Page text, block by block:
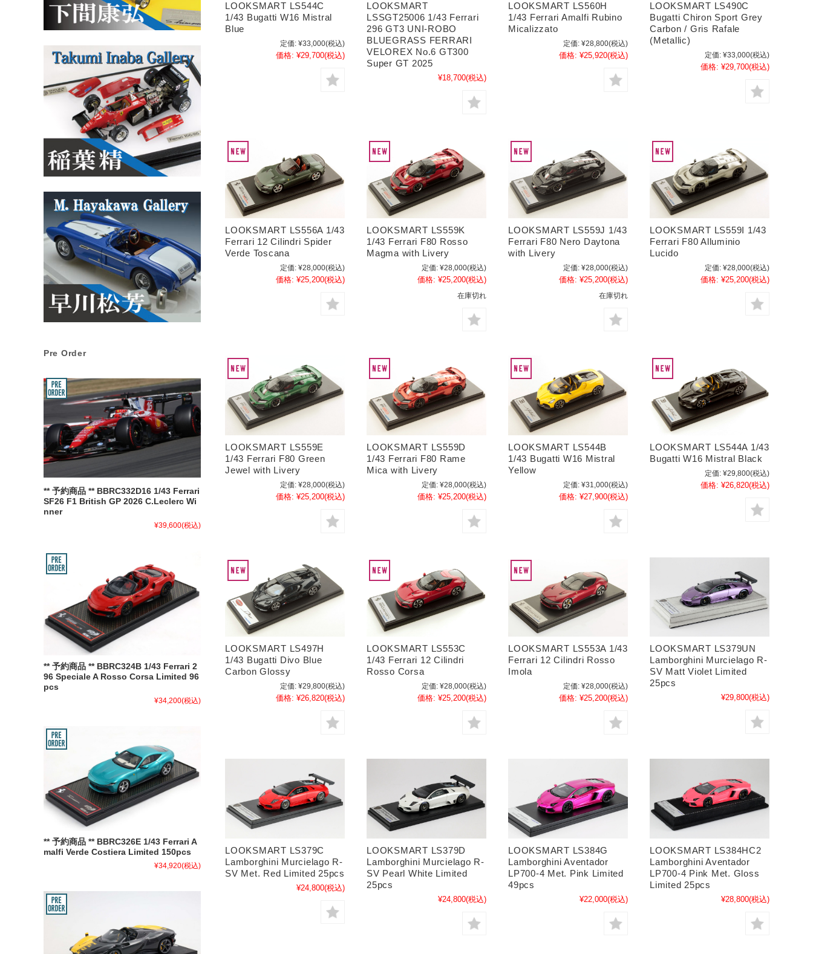
LOOKSMART LS544C
1/43 Bugatti W16 Mistral
Blue
定価: ¥33,000(税込)
価格: ¥29,700(税込)
LOOKSMART
LSSGT25006 1/43 Ferrari
296 GT3 UNI-ROBO
BLUEGRASS FERRARI
VELOREX No.6 GT300
Super GT 2025
¥18,700(税込)
LOOKSMART LS560H
1/43 Ferrari Amalfi Rubino
Micalizzato
定価: ¥28,800(税込)
価格: ¥25,920(税込)
LOOKSMART LS490C
Bugatti Chiron Sport Grey
Carbon / Gris Rafale
(Metallic)
定価: ¥33,000(税込)
価格: ¥29,700(税込)
LOOKSMART LS556A 1/43
Ferrari 12 Cilindri Spider
Verde Toscana
定価: ¥28,000(税込)
価格: ¥25,200(税込)
LOOKSMART LS559K
1/43 Ferrari F80 Rosso
Magma with Livery
定価: ¥28,000(税込)
価格: ¥25,200(税込)
在庫切れ
LOOKSMART LS559J 1/43
Ferrari F80 Nero Daytona
with Livery
定価: ¥28,000(税込)
価格: ¥25,200(税込)
在庫切れ
LOOKSMART LS559I 1/43
Ferrari F80 Alluminio
Lucido
定価: ¥28,000(税込)
価格: ¥25,200(税込)
LOOKSMART LS559E
1/43 Ferrari F80 Green
Jewel with Livery
定価: ¥28,000(税込)
価格: ¥25,200(税込)
LOOKSMART LS559D
1/43 Ferrari F80 Rame
Mica with Livery
定価: ¥28,000(税込)
価格: ¥25,200(税込)
LOOKSMART LS544B
1/43 Bugatti W16 Mistral
Yellow
定価: ¥31,000(税込)
価格: ¥27,900(税込)
LOOKSMART LS544A 1/43
Bugatti W16 Mistral Black
定価: ¥29,800(税込)
価格: ¥26,820(税込)
LOOKSMART LS497H
1/43 Bugatti Divo Blue
Carbon Glossy
定価: ¥29,800(税込)
価格: ¥26,820(税込)
LOOKSMART LS553C
1/43 Ferrari 12 Cilindri
Rosso Corsa
定価: ¥28,000(税込)
価格: ¥25,200(税込)
LOOKSMART LS553A 1/43
Ferrari 12 Cilindri Rosso
Imola
定価: ¥28,000(税込)
価格: ¥25,200(税込)
LOOKSMART LS379UN
Lamborghini Murcielago R-
SV Matt Violet Limited
25pcs
¥29,800(税込)
LOOKSMART LS379C
Lamborghini Murcielago R-
SV Met. Red Limited 25pcs
¥24,800(税込)
LOOKSMART LS379D
Lamborghini Murcielago R-
SV Pearl White Limited
25pcs
¥24,800(税込)
LOOKSMART LS384G
Lamborghini Aventador
LP700-4 Met. Pink Limited
49pcs
¥22,000(税込)
LOOKSMART LS384HC2
Lamborghini Aventador
LP700-4 Pink Met. Gloss
Limited 25pcs
¥28,800(税込)
Pre Order
** 予約商品 ** BBRC332D16 1/43 Ferrari
SF26 F1 British GP 2026 C.Leclerc Wi
nner
¥39,600(税込)
** 予約商品 ** BBRC324B 1/43 Ferrari 2
96 Speciale A Rosso Corsa Limited 96
pcs
¥34,200(税込)
** 予約商品 ** BBRC326E 1/43 Ferrari A
malfi Verde Costiera Limited 150pcs
¥34,920(税込)